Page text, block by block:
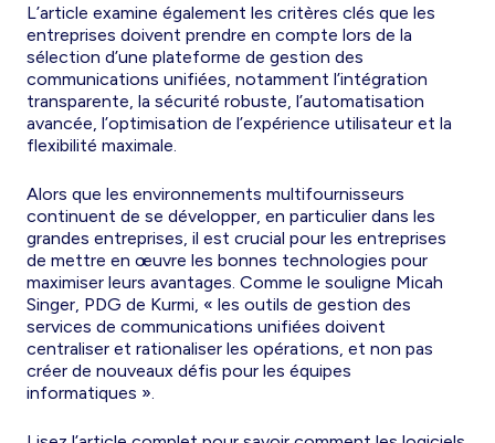
L’article examine également les critères clés que les
entreprises doivent prendre en compte lors de la
sélection d’une plateforme de gestion des
communications unifiées, notamment l’intégration
transparente, la sécurité robuste, l’automatisation
avancée, l’optimisation de l’expérience utilisateur et la
flexibilité maximale.
Alors que les environnements multifournisseurs
continuent de se développer, en particulier dans les
grandes entreprises, il est crucial pour les entreprises
de mettre en œuvre les bonnes technologies pour
maximiser leurs avantages. Comme le souligne Micah
Singer, PDG de Kurmi, « les outils de gestion des
services de communications unifiées doivent
centraliser et rationaliser les opérations, et non pas
créer de nouveaux défis pour les équipes
informatiques ».